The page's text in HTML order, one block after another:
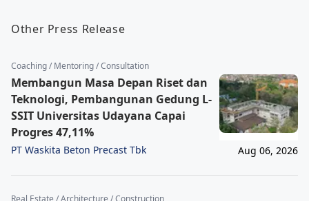
Other Press Release
Coaching / Mentoring / Consultation
Membangun Masa Depan Riset dan
Teknologi, Pembangunan Gedung L-
SSIT Universitas Udayana Capai
Progres 47,11%
PT Waskita Beton Precast Tbk Aug 06, 2026
Real Estate / Architecture / Construction